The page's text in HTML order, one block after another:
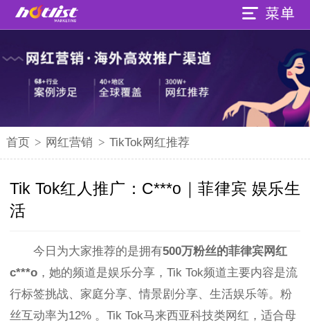
首页 > 网红营销 > TikTok网红推荐
Tik Tok红人推广：C***o｜菲律宾 娱乐生
活
今日为大家推荐的是拥有500万粉丝的菲律宾网红
c***o ，她的频道是娱乐分享，Tik Tok频道主要内容是流
行标签挑战、家庭分享、情景剧分享、生活娱乐等。粉
丝互动率为12% 。 Tik Tok马来西亚科技类网红，适合母